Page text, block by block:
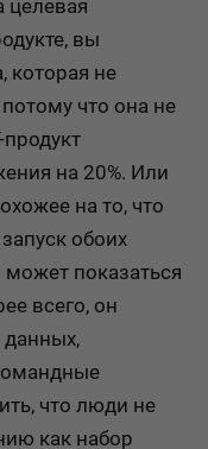
целевая
вы
которая не
что она не
на 20%. Или
на то, что
обоих
может показаться
всего, он
что люди не
как набор